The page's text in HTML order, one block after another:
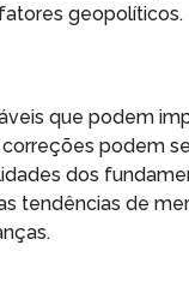
geopolíticos.
que podem
podem
dos
tendências de